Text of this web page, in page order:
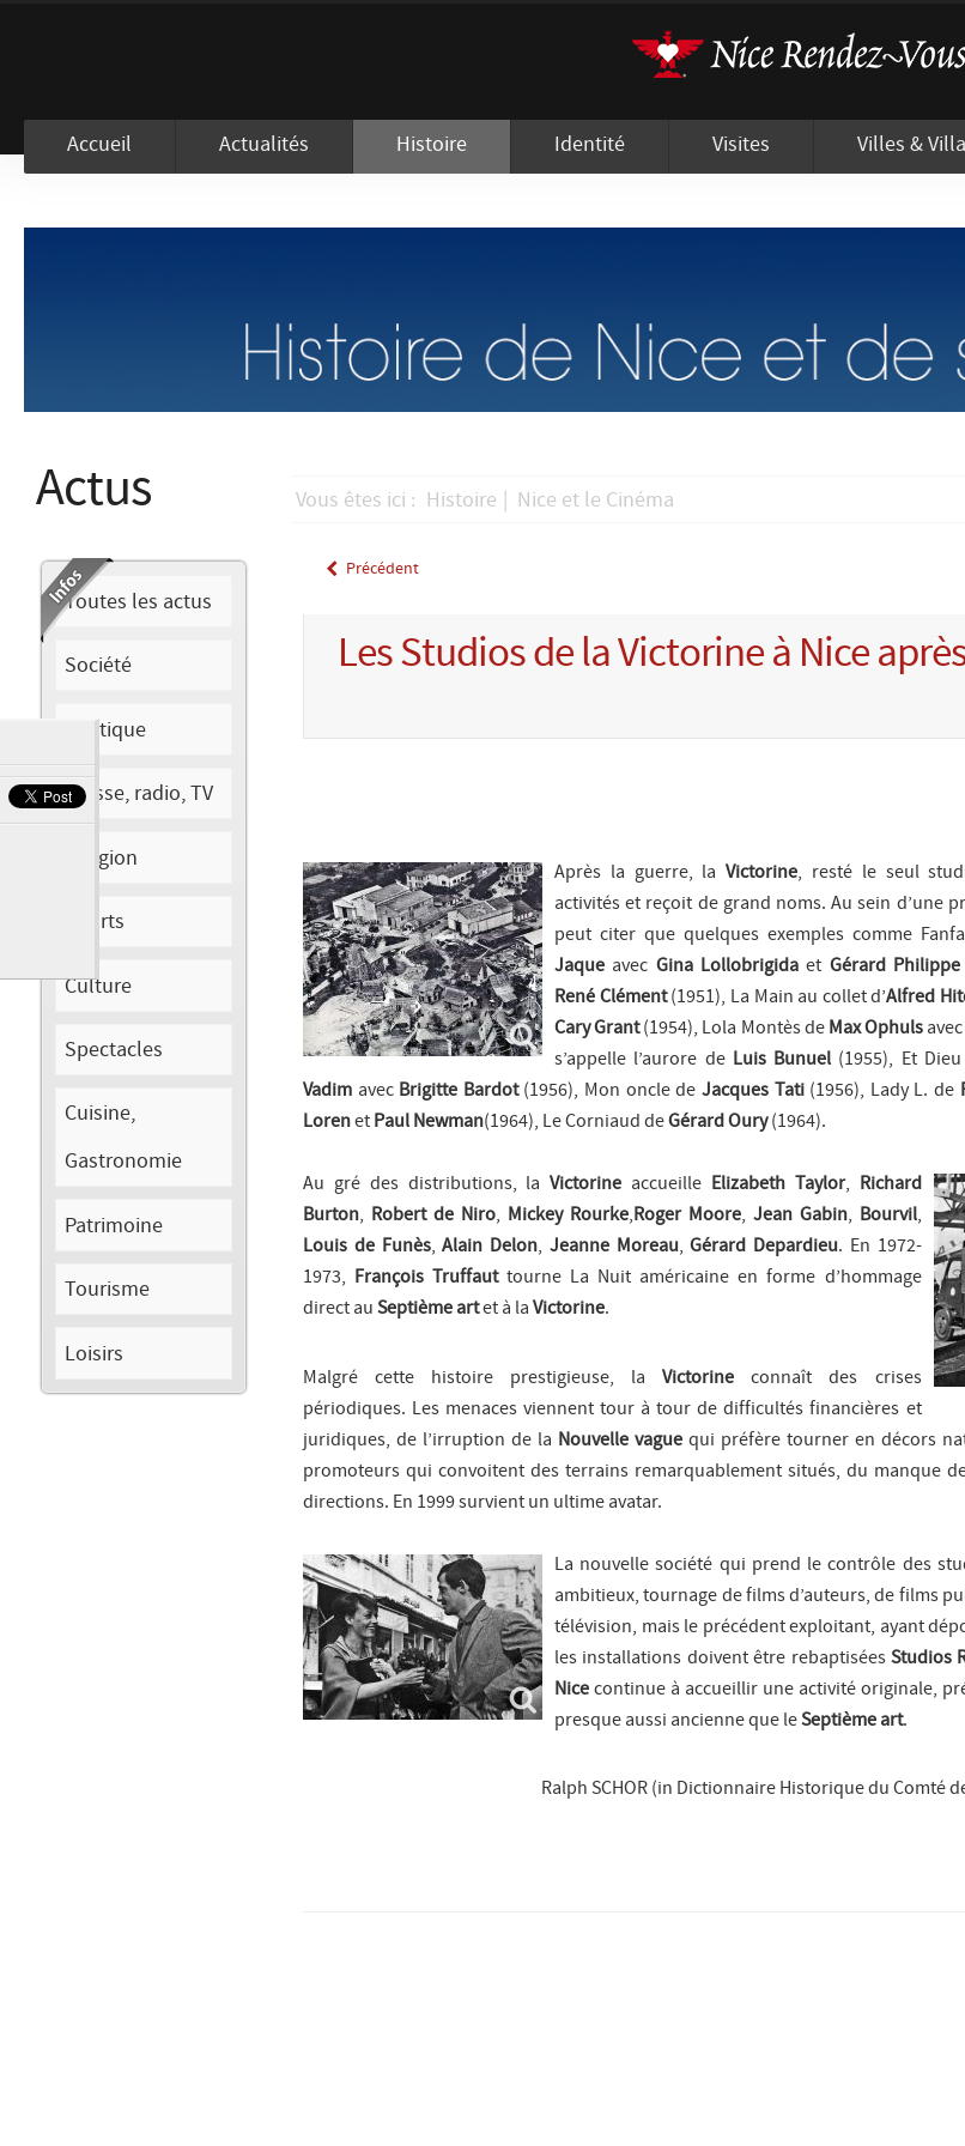
Accueil Actualités Histoire Identité Visites Villes &
Actus
Toutes les actus
Société
Politique
Presse, radio, TV
Religion
Sports
Culture
Spectacles
Cuisine,
Gastronomie
Patrimoine
Tourisme
Loisirs
Vous êtes ici : Histoire Nice et le Cinéma
Précédent
Les Studios de la Victorine à Nice
Après la guerre, laVictorine, resté le seul
activités et reçoit de grand noms. Au sein d’une
peut citer que quelques exemples comme
Jaque avec Gina Lollobrigida et Gérard Philippe
René Clément(1951), La Main au colletd’Alfred
Cary Grant(1954), Lola Montèsde Max Ophulsavec
s’appelle l’aurore de Luis Bunuel (1955), Et
Vadim avec Brigitte Bardot(1956), Mon onclede Jacques Tati(1956), Lady L. de
Lorenet Paul Newman(1964), Le Corniaud deGérard Oury(1964).
Au gré des distributions, laVictorine accueille Elizabeth Taylor, Richard
Burton, Robert de Niro, Mickey Rourke,Roger Moore, Jean Gabin, Bourvil,
Louis de Funès,Alain Delon, Jeanne Moreau,Gérard Depardieu. En 1972-
1973, François Truffauttourne La Nuit américaine en forme d’hommage
direct au Septième artet à la Victorine.
Malgré cette histoire prestigieuse, laVictorine connaît des crises
périodiques. Les menaces viennent tour à tour de difficultés financières et
juridiques, de l’irruption de la Nouvelle vague qui préfère tourner en décors
promoteurs qui convoitent des terrains remarquablement situés, du manque
directions. En 1999 survient un ultime avatar.
La nouvelle société qui prend le contrôle des
ambitieux, tournage de films d’auteurs, de films
télévision, mais le précédent exploitant, ayant
les installations doivent être rebaptisées Studios
Nice continue à accueillir une activité originale,
presque aussi ancienne que leSeptième art.
Ralph SCHOR (in Dictionnaire Historique du Comté